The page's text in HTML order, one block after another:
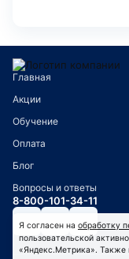
Главная
Акции
Обучение
Оплата
Блог
Вопросы и ответы
8-800-101-34-11
Я согласен на обработку
пользовательской
«Яндекс.Метрика». Также